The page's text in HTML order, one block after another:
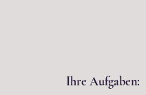
Ihre Aufgaben: